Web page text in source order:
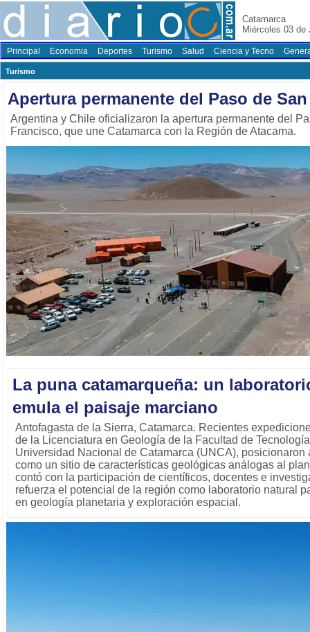
Catamarca
Miércoles 03 de
Principal Economia Deportes Turismo Salud Ciencia y Tecno
Turismo
Apertura permanente del Paso de
Argentina y Chile oficializaron la apertura permanente del
Francisco, que une Catamarca con la Región de Atacama.
La puna catamarqueña: un
emula el paisaje marciano
Antofagasta de la Sierra, Catamarca. Recientes
de la Licenciatura en Geología de la Facultad de
Universidad Nacional de Catamarca (UNCA), posicionaron
como un sitio de características geológicas análogas al
contó con la participación de científicos, docentes e
refuerza el potencial de la región como laboratorio natural
en geología planetaria y exploración espacial.